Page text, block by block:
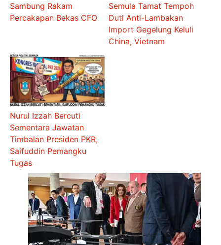
Sambung Rakam
Percakapan Bekas CFO
Semula Tamat Tempoh
Duti Anti-Lambakan
Import Gegelung Keluli
China, Vietnam
Nurul Izzah Bercuti
Sementara Jawatan
Timbalan Presiden PKR,
Saifuddin Pemangku
Tugas